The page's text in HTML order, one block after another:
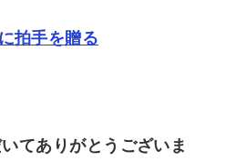
拍手を贈る
てありがとうございま